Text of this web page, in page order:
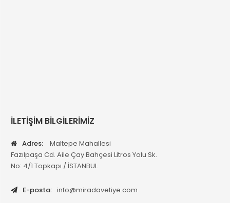
İLETİŞİM BİLGİLERİMİZ
Adres:
Maltepe Mahallesi
Fazılpaşa Cd. Aile Çay Bahçesi Litros Yolu Sk.
No: 4/1 Topkapı / İSTANBUL
E-posta: info@miradavetiye.com